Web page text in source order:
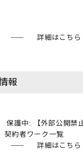
詳細はこちら
報
保護中: 【外部公開禁
契約者ワーク一覧
詳細はこちら